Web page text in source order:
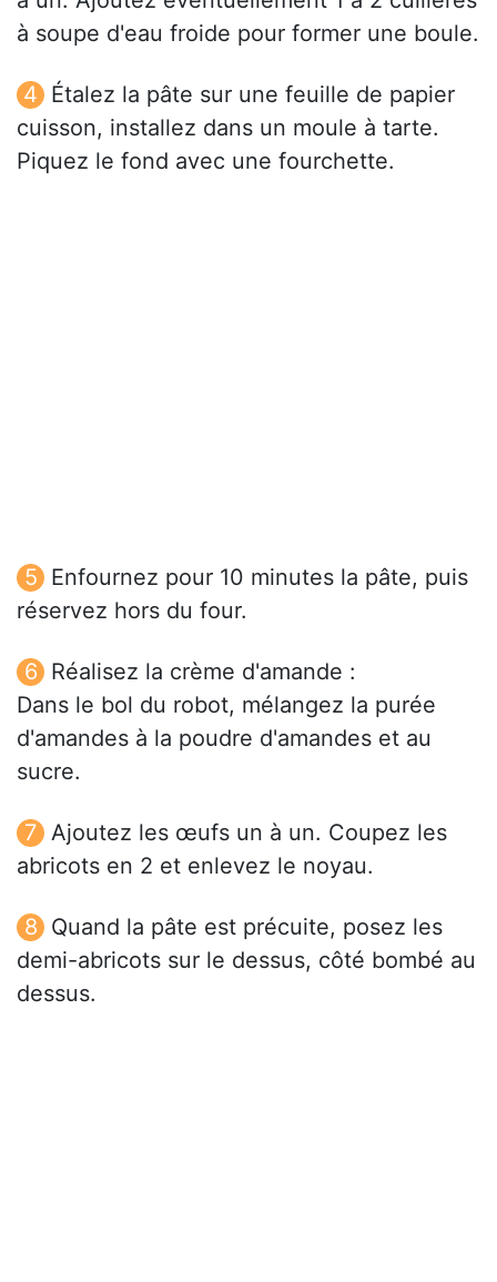
à soupe d'eau froide pour former une boule.
Étalez la pâte sur une feuille de papier
cuisson, installez dans un moule à tarte.
Piquez le fond avec une fourchette.
Enfournez pour 10 minutes la pâte, puis
réservez hors du four.
Réalisez la crème d'amande :
Dans le bol du robot, mélangez la purée
d'amandes à la poudre d'amandes et au
sucre.
Ajoutez les œufs un à un. Coupez les
abricots en 2 et enlevez le noyau.
Quand la pâte est précuite, posez les
demi-abricots sur le dessus, côté bombé au
dessus.